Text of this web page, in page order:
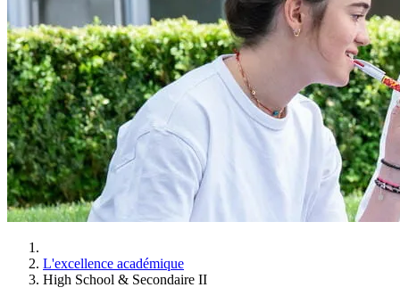
L'excellence académique
High School & Secondaire II